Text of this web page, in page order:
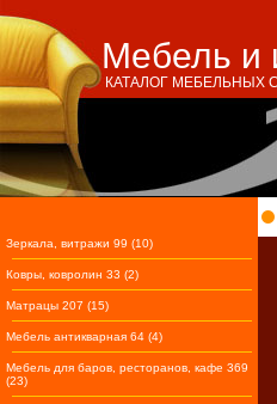
Мебель и
КАТАЛОГ МЕБЕЛЬНЫХ
Зеркала, витражи 99 (10)
Ковры, ковролин 33 (2)
Матрацы 207 (15)
Мебель антикварная 64 (4)
Мебель для баров, ресторанов, кафе 369
(23)